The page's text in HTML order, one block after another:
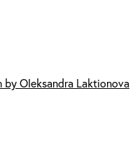
by Oleksandra Laktionova